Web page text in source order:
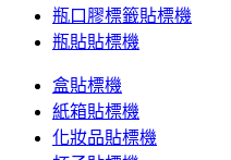
瓶口膠標籤貼標機
瓶貼貼標機
盒貼標機
紙箱貼標機
化妝品貼標機